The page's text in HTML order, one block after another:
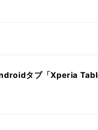
タブ「Xperia